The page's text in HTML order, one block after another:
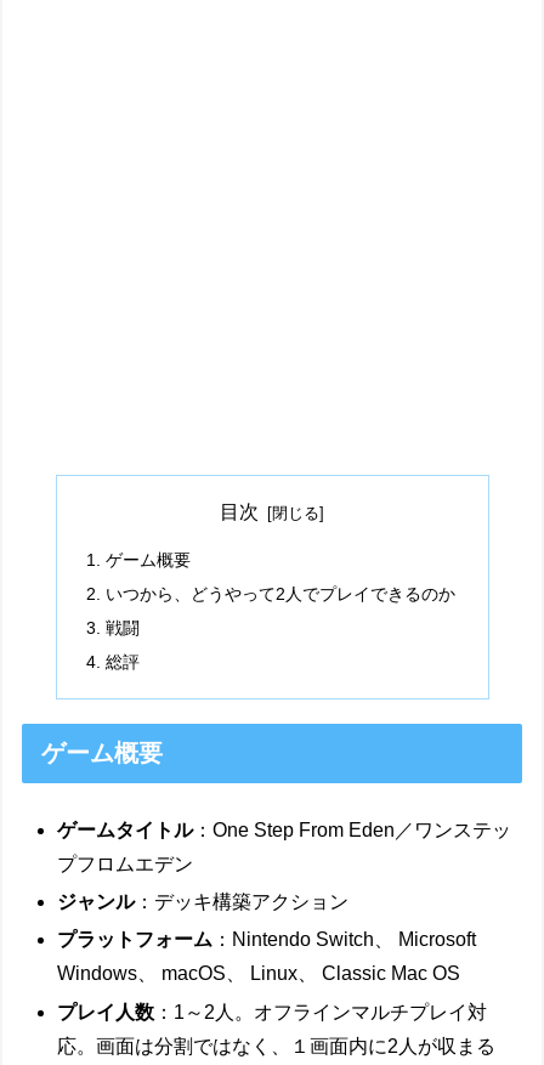
目次
ゲーム概要
いつから、どうやって2人でプレイできるのか
戦闘
総評
ゲーム概要
ゲームタイトル：One Step From Eden／ワンステッ
プフロムエデン
ジャンル：デッキ構築アクション
プラットフォーム ：Nintendo Switch、 Microsoft
Windows、 macOS、 Linux、 Classic Mac OS
プレイ人数 ：1～2人。オフラインマルチプレイ対
応。画面は分割ではなく、１画面内に2人が収まる